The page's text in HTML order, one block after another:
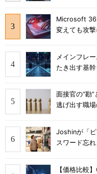
Microsoft
変えても攻
メインフレ
たき出す基
面接官の“勘
逃げ出す職
Joshinが「
スワード忘
【価格比較